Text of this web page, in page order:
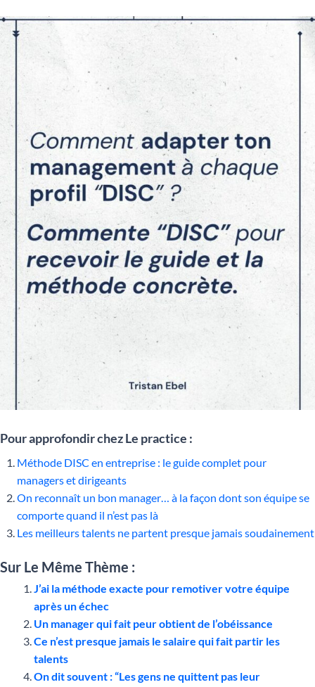
Pour approfondir chez Le practice :
Méthode DISC en entreprise : le guide complet pour
managers et dirigeants
On reconnaît un bon manager… à la façon dont son équipe se
comporte quand il n’est pas là
Les meilleurs talents ne partent presque jamais soudainement
Sur Le Même Thème :
J’ai la méthode exacte pour remotiver votre équipe
après un échec
Un manager qui fait peur obtient de l’obéissance
Ce n’est presque jamais le salaire qui fait partir les
talents
On dit souvent : “Les gens ne quittent pas leur